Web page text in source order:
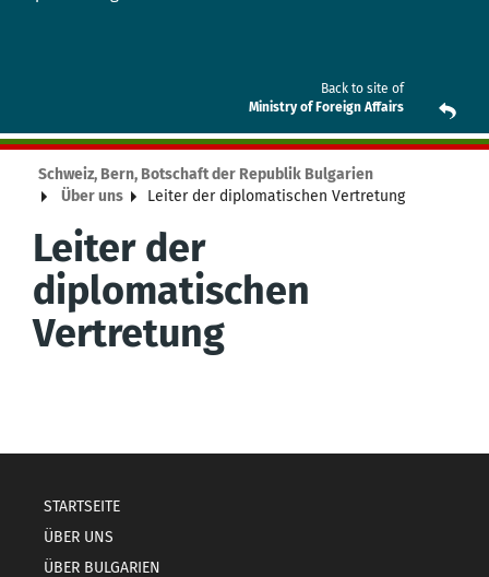
Back to site of
Ministry of Foreign Affairs
Schweiz, Bern, Botschaft der Republik Bulgarien
Über uns
Leiter der diplomatischen Vertretung
Leiter der
diplomatischen
Vertretung
STARTSEITE
ÜBER UNS
ÜBER BULGARIEN